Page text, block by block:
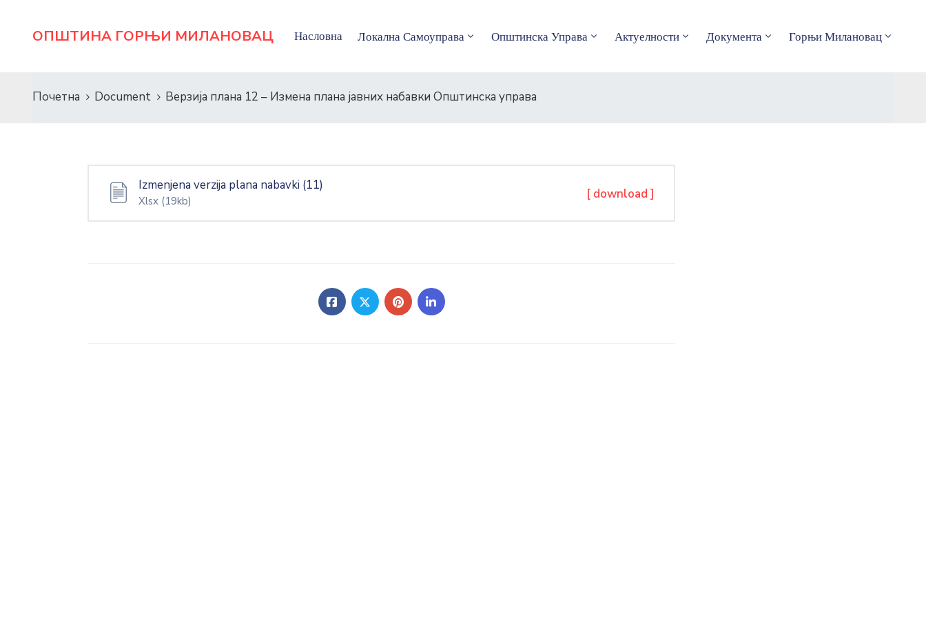
ОПШТИНА ГОРЊИ МИЛАНОВАЦ Насловна Локална Самоуправа Општинска Управа Актуелности Документа Горњи Милановац
Почетна Document Верзија плана 12 – Измена плана јавних набавки Општинска управа
Izmenjena verzija plana nabavki (11)
Xlsx (19kb) [ download ]